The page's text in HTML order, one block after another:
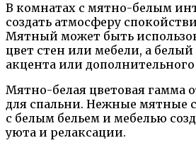
В комнатах с мятно-белым
создать атмосферу
Мятный может быть
цвет стен или мебели, а белый
акцента или
Мятно-белая цветовая гамма
для спальни. Нежные мятные
с белым бельем и мебелью
уюта и релаксации.